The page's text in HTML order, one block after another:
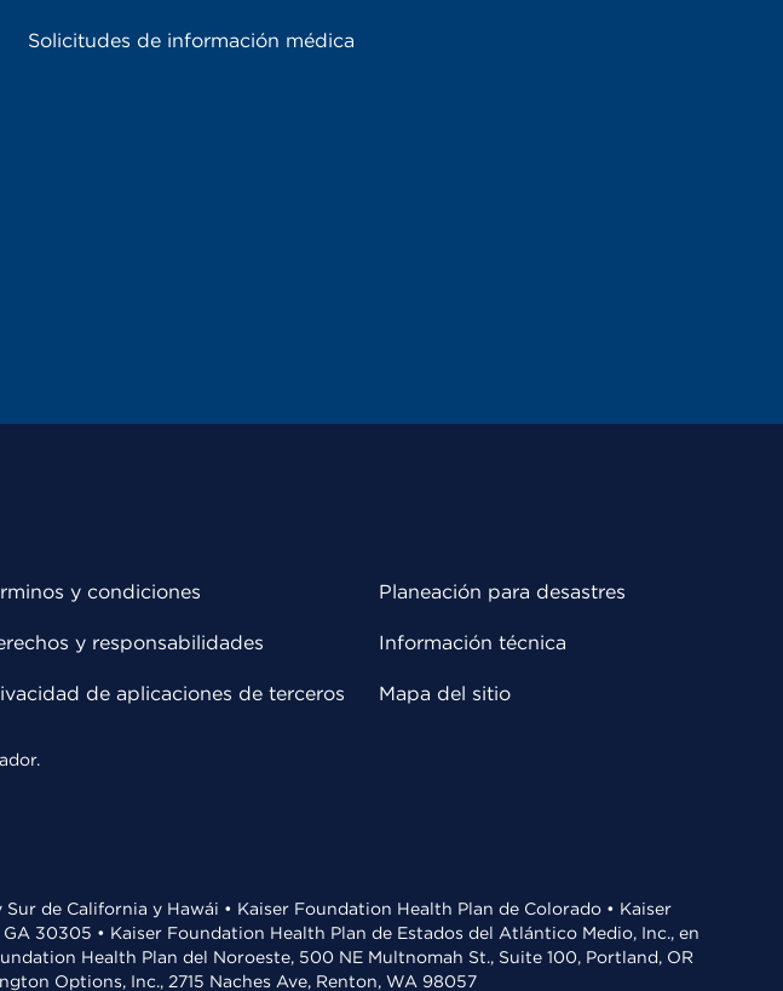
Solicitudes de información médica
y condiciones
y responsabilidades
de aplicaciones de terceros
Planeación para desastres
Información técnica
Mapa del sitio
de California y Hawái • Kaiser Foundation Health Plan de Colorado • Kaiser
30305 • Kaiser Foundation Health Plan de Estados del Atlántico Medio, Inc., en
Health Plan del Noroeste, 500 NE Multnomah St., Suite 100, Portland, OR
Options, Inc., 2715 Naches Ave, Renton, WA 98057